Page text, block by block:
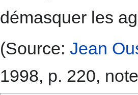
démasquer les
(Source: Jean
1998, p. 220,